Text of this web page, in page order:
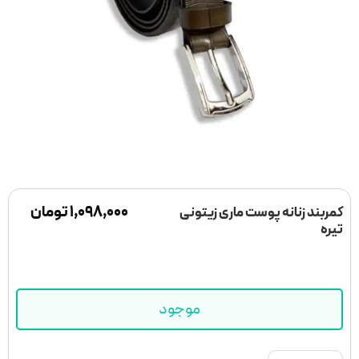
کمربند زنانه پوست ماری زیتونی
تیره
۱,۰۹۸,۰۰۰تومان
موجود